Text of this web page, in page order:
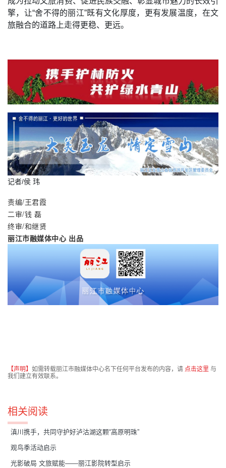
擎，让“舍不得的丽江”既有文化厚度，更有发展温度，在文
旅融合的道路上走得更稳、更远。
记者/侯 玮
责编/王君霞
二审/钱 磊
终审/和继贤
丽江市融媒体中心 出品
【声明】 如需转载丽江市融媒体中心名下任何平台发布的内容，请 点击这里 与
我们建立有效联系。
相关阅读
滇川携手，共同守护好泸沽湖这颗“高原明珠”
观鸟季活动启示
光影破局 文旅赋能——丽江影院转型启示